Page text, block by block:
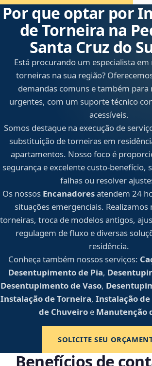
Por que optar por
de Torneira na
Santa Cruz do
Está procurando um especialista
torneiras na sua região?
demandas comuns e também para
urgentes, com um suporte técnico
acessíveis.
Somos destaque na execução de
substituição de torneiras em
apartamentos. Nosso foco é
segurança e excelente custo-benefício,
falhas ou resolver
Os nossos Encanadoresatendem 24
situações emergenciais.
torneiras, troca de modelos antigos,
regulagem de fluxo e diversas
residência.
Conheça também nossos serviços:
Desentupimento de Pia,
Desentupimento de Vaso,
Instalação de Torneira, Instalação de
de Chuveiro e Manutenção
SOLICITE SEU
Benefícios de